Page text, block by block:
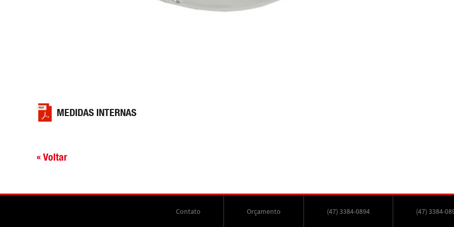
MEDIDAS INTERNAS
« Voltar
Contato Orçamento (47) 3384-0894 (47) 3384-